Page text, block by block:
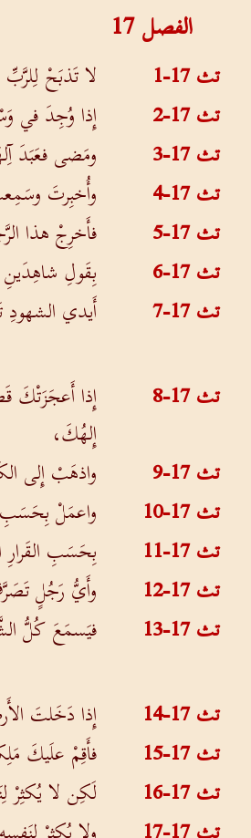
الفصل17
تث 17-1
لا تَذبَحْ
تث 17-2
إِذا وُجِدَ في
تث 17-3
ومَضى فعَبَدَ
تث 17-4
وأُخبِرتَ
تث 17-5
فأَخرِجْ هذا
تث 17-6
بِقَولِ
تث 17-7
أَيدي
تث 17-8
إِذا أَعجَزَتْكَ
إِلهُكَ،
تث 17-9
واذهَبْ إِلى
تث 17-10
واعمَلْ بِحَسَبِ
تث 17-11
بِحَسَبِ القَرارِ
تث 17-12
وأَيُّ رَجُلٍ
تث 17-13
فيَسمَعَ كُلُّ
تث 17-14
إِذا دَخَلتَ
تث 17-15
فأَقِمْ علَيكَ
تث 17-16
لَكِن لا يُكثِرْ